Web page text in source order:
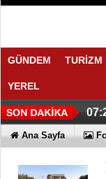
GÜNDEM TURİZM
YEREL
Ana Sayfa